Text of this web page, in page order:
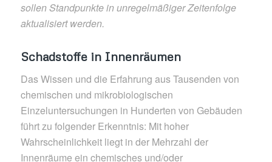
sollen Standpunkte in unregelmäßiger Zeitenfolge
aktualisiert werden.
Schadstoffe in Innenräumen
Das Wissen und die Erfahrung aus Tausenden von
chemischen und mikrobiologischen
Einzeluntersuchungen in Hunderten von Gebäuden
führt zu folgender Erkenntnis: Mit hoher
Wahrscheinlichkeit liegt in der Mehrzahl der
Innenräume ein chemisches und/oder